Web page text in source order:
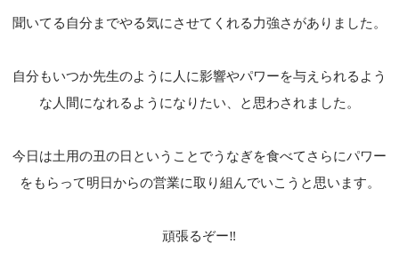
聞いてる自分までやる気にさせてくれる力強さがありました。
自分もいつか先生のように人に影響やパワーを与えられるよう
な人間になれるようになりたい、と思わされました。
今日は土用の丑の日ということでうなぎを食べてさらにパワー
をもらって明日からの営業に取り組んでいこうと思います。
頑張るぞー‼︎